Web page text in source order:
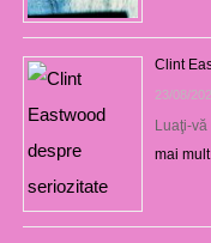
Clint
23/08/
Luaţi-vă
mai